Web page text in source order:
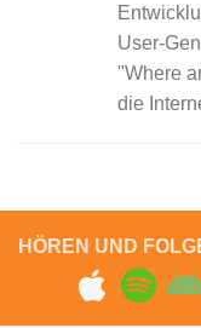
User-
"Where
die
HÖREN UND